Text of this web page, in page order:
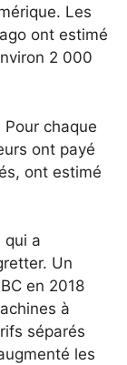
Les
ont estimé
2 000
chaque
ont payé
ont estimé
qui a
Un
en 2018
à
séparés
les